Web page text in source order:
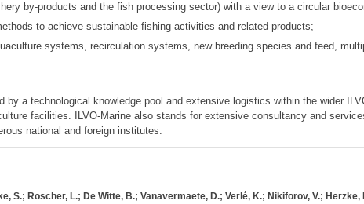
by-products and the fish processing sector) with a view to a circular
to achieve sustainable fishing activities and related products;
systems, recirculation systems, new breeding species and feed,
by a technological knowledge pool and extensive logistics within the wider
facilities. ILVO-Marine also stands for extensive consultancy and
national and foreign institutes.
S.; Roscher, L.; De Witte, B.; Vanavermaete, D.; Verlé, K.; Nikiforov, V.;